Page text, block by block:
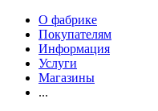
О фабрике
Покупателям
Информация
Услуги
Магазины
...